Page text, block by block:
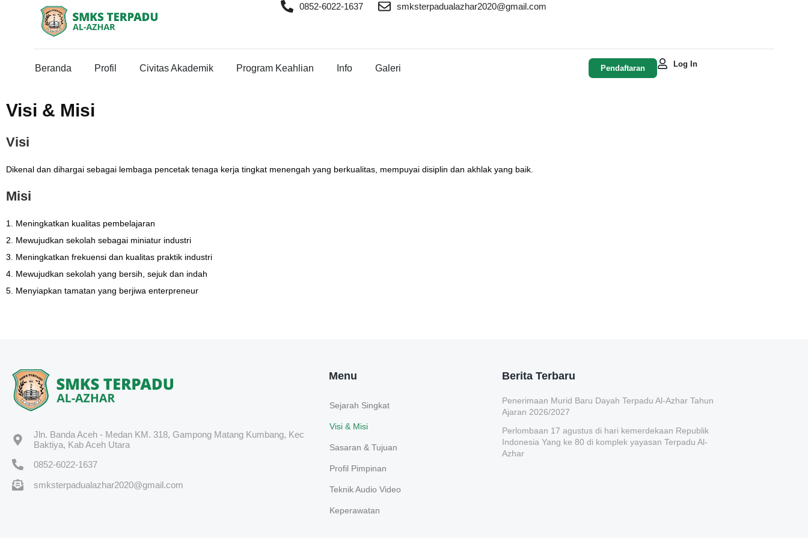
0852-6022-1637 smksterpadualazhar2020@gmail.com
Beranda Profil Civitas Akademik Program Keahlian Info Galeri Pendaftaran Log In
Visi & Misi
Visi
Dikenal dan dihargai sebagai lembaga pencetak tenaga kerja tingkat menengah yang berkualitas, mempuyai disiplin dan akhlak yang baik.
Misi
1. Meningkatkan kualitas pembelajaran
2. Mewujudkan sekolah sebagai miniatur industri
3. Meningkatkan frekuensi dan kualitas praktik industri
4. Mewujudkan sekolah yang bersih, sejuk dan indah
5. Menyiapkan tamatan yang berjiwa enterpreneur
Jln. Banda Aceh - Medan KM. 318, Gampong Matang Kumbang, Kec
Baktiya, Kab Aceh Utara
0852-6022-1637
smksterpadualazhar2020@gmail.com
Menu
Sejarah Singkat
Visi & Misi
Sasaran & Tujuan
Profil Pimpinan
Teknik Audio Video
Keperawatan
Berita Terbaru
Penerimaan Murid Baru Dayah Terpadu Al-Azhar Tahun
Ajaran 2026/2027
Perlombaan 17 agustus di hari kemerdekaan Republik
Indonesia Yang ke 80 di komplek yayasan Terpadu Al-
Azhar